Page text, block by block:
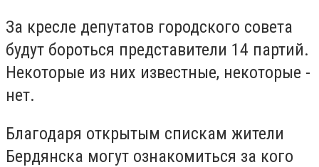
За кресле депутатов городского совета
будут бороться представители 14 партий.
Некоторые из них известные, некоторые -
нет.
Благодаря открытым спискам жители
Бердянска могут ознакомиться за кого